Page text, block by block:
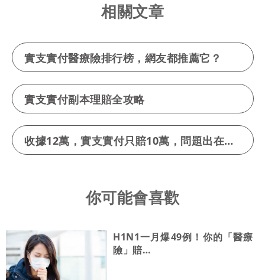
相關文章
實支實付醫療險排行榜，網友都推薦它？
實支實付副本理賠全攻略
收據12萬，實支實付只賠10萬，問題出在哪？
你可能會喜歡
H1N1一月爆49例！你的「醫療
險」賠…